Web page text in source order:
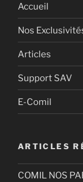
Accueil
Nos
Articles
Support SAV
E-Comil
ARTICLES
COMIL NOS